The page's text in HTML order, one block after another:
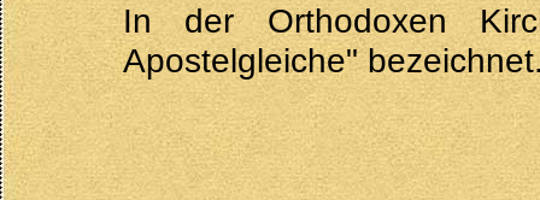
In der Orthodoxen
Apostelgleiche"